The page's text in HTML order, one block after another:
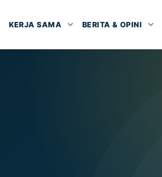
KERJA SAMA BERITA & OPINI